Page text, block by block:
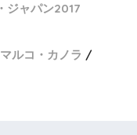
ジャパン2017
マルコ・カノラ